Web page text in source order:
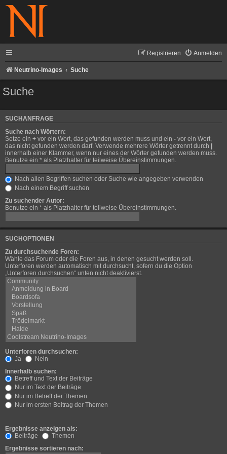
Anmelden
Registrieren
Neutrino-Images Suche
Suche
SUCHANFRAGE
Suche nach Wörtern:
Setze ein + vor ein Wort, das gefunden werden muss und ein - vor ein Wort,
das nicht gefunden werden darf. Verwende mehrere Wörter getrennt durch
innerhalb einer Klammer, wenn nur eines der Wörter gefunden werden muss.
Benutze ein * als Platzhalter für teilweise Übereinstimmungen.
Nach allen Begriffen suchen oder Suche wie angegeben verwenden
Nach einem Begriff suchen
Zu suchender Autor:
Benutze ein * als Platzhalter für teilweise Übereinstimmungen.
SUCHOPTIONEN
Zu durchsuchende Foren:
Wähle das Forum oder die Foren aus, in denen gesucht werden soll.
Unterforen werden automatisch mit durchsucht, sofern du die Option
„Unterforen durchsuchen“ unten nicht deaktivierst.
Unterforen durchsuchen:
Ja
Nein
Innerhalb suchen:
Betreff und Text der Beiträge
Nur im Text der Beiträge
Nur im Betreff der Themen
Nur im ersten Beitrag der Themen
Ergebnisse anzeigen als:
Beiträge
Themen
Ergebnisse sortieren nach: